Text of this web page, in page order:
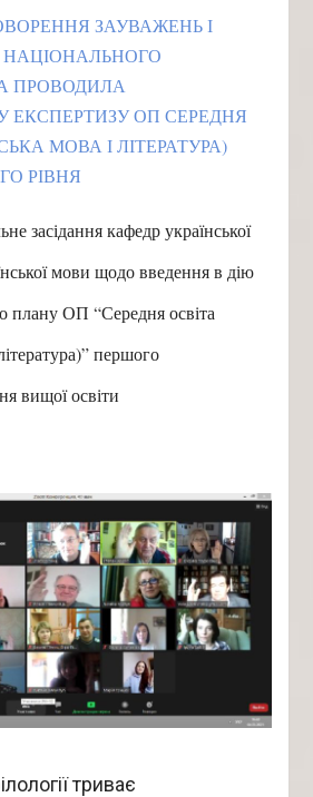
ЗАУВАЖЕНЬ І
НАЦІОНАЛЬНОГО
ПРОВОДИЛА
ЕКСПЕРТИЗУ ОП СЕРЕДНЯ
МОВА І ЛІТЕРАТУРА)
РІВНЯ
засідання кафедр української
мови щодо введення в дію
плану ОП “Середня освіта
першого
вищої освіти
триває